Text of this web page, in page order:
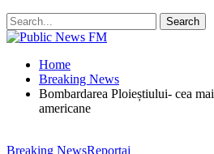
Home
Breaking News
Bombardarea Ploieștiului- cea
americane
Breaking NewsReportaj